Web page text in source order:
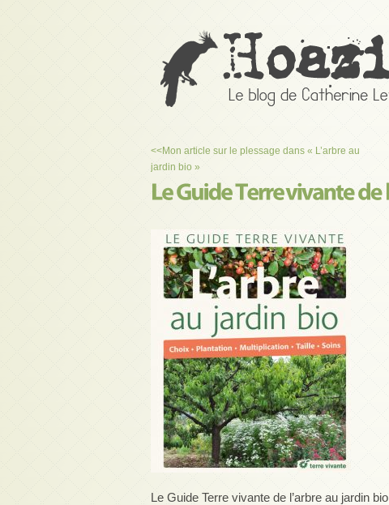
<<Mon article sur le plessage dans « L’arbre au
jardin bio »
Le Guide Terre vivante de l’arbre au jardin bio